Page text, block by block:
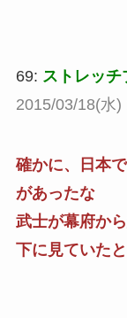
69: ストレッ
2015/03/18(水
確かに、日本
があったな
武士が幕府か
下に見ていた